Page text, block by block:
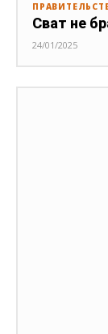
Сват не
24/01/2025